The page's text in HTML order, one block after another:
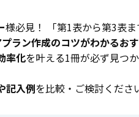
様必見！ 「第1表から第3表
ラン作成のコツがわかるお
率化を叶える1冊が必ず見つか
記入例を比較・ご検討くださ